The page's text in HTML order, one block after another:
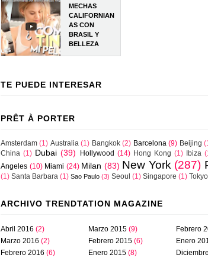
MECHAS
CALIFORNIAN
AS CON
BRASIL Y
BELLEZA
TE PUEDE INTERESAR
PRÊT À PORTER
Amsterdam (1) Australia (1) Bangkok (2) Barcelona (9) Beijing
China (1) Dubai (39) Hollywood (14) Hong Kong (1) Ibiza
Angeles (10) Miami (24) Milan (83) New York (287)
(1) Santa Barbara (1) Sao Paulo (3) Seoul (1) Singapore (1) Tokyo
ARCHIVO TRENDTATION MAGAZINE
Abril 2016 (2)
Marzo 2016 (2)
Febrero 2016 (6)
Marzo 2015 (9)
Febrero 2015 (6)
Enero 2015 (8)
Febrero
Enero